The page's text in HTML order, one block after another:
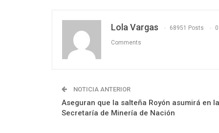
Lola Vargas 68951 Posts 0
Comments
NOTICIA ANTERIOR
Aseguran que la salteña Royón asumirá en la
Secretaría de Minería de Nación